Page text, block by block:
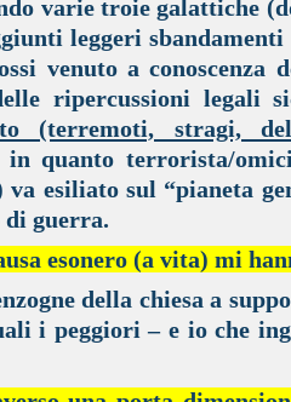
varie troie galattiche
leggeri
venuto a
ripercussioni legali
(terremoti, stragi,
quanto terrorista/
va esiliato sul “pianeta
guerra.
esonero (a vita) mi
della chiesa a
i peggiori – e io che